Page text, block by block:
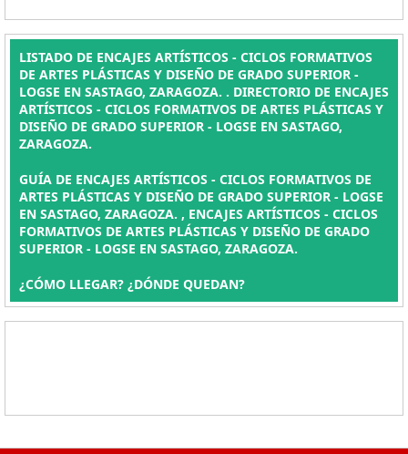
LISTADO DE ENCAJES ARTÍSTICOS - CICLOS FORMATIVOS
DE ARTES PLÁSTICAS Y DISEÑO DE GRADO SUPERIOR -
LOGSE EN SASTAGO, ZARAGOZA. . DIRECTORIO DE ENCAJES
ARTÍSTICOS - CICLOS FORMATIVOS DE ARTES PLÁSTICAS Y
DISEÑO DE GRADO SUPERIOR - LOGSE EN SASTAGO,
ZARAGOZA.
GUÍA DE ENCAJES ARTÍSTICOS - CICLOS FORMATIVOS DE
ARTES PLÁSTICAS Y DISEÑO DE GRADO SUPERIOR - LOGSE
EN SASTAGO, ZARAGOZA. , ENCAJES ARTÍSTICOS - CICLOS
FORMATIVOS DE ARTES PLÁSTICAS Y DISEÑO DE GRADO
SUPERIOR - LOGSE EN SASTAGO, ZARAGOZA.
¿CÓMO LLEGAR? ¿DÓNDE QUEDAN?